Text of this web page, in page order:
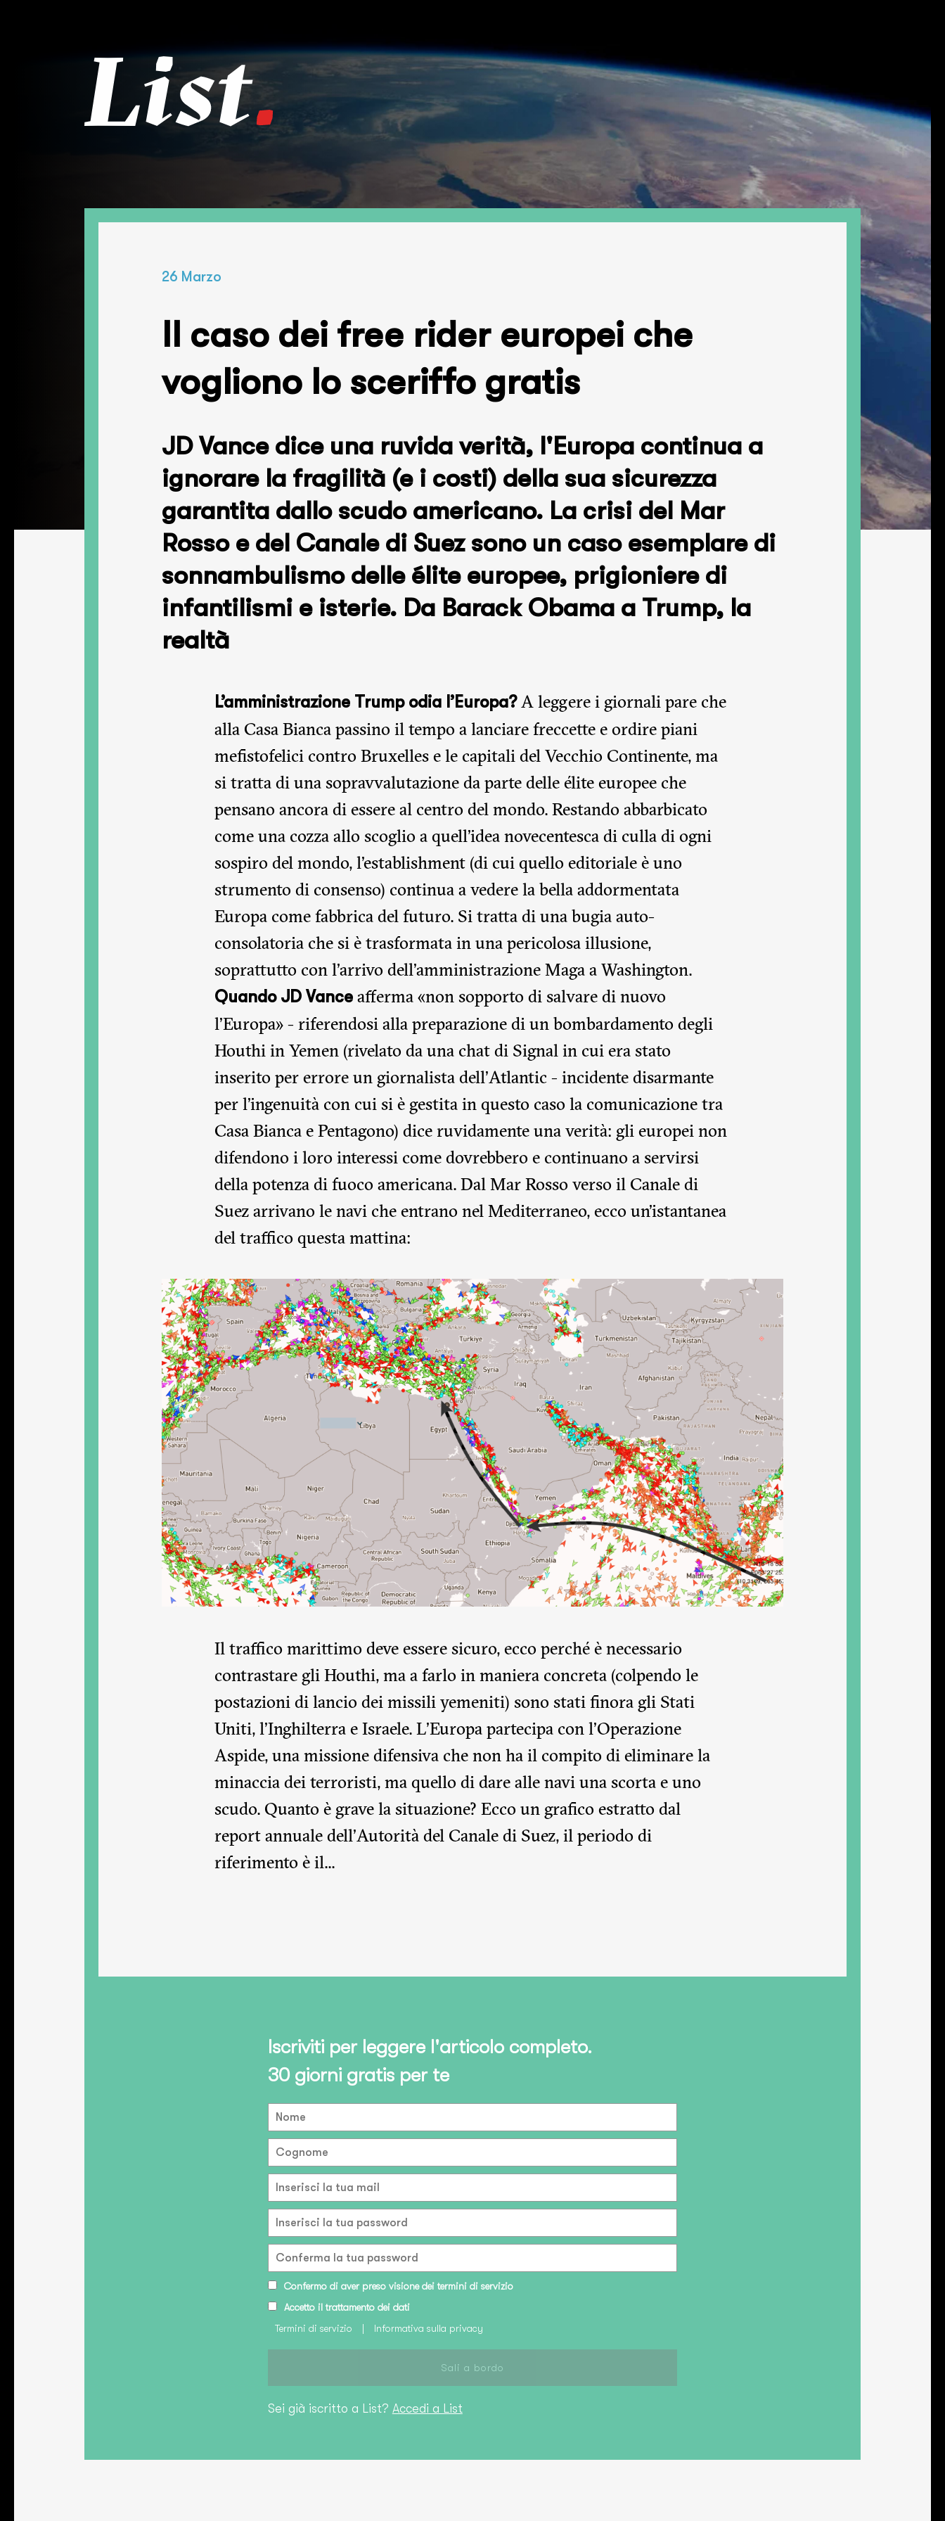
26 Marzo
Il caso dei free rider europei che
vogliono lo sceriffo gratis
JD Vance dice una ruvida verità, l'Europa continua a
ignorare la fragilità (e i costi) della sua sicurezza
garantita dallo scudo americano. La crisi del Mar
Rosso e del Canale di Suez sono un caso esemplare di
sonnambulismo delle élite europee, prigioniere di
infantilismi e isterie. Da Barack Obama a Trump, la
realtà
L’amministrazione Trump odia l’Europa?A leggere i giornali pare che
alla Casa Bianca passino il tempo a lanciare freccette e ordire piani
mefistofelici contro Bruxelles e le capitali del Vecchio Continente, ma
si tratta di una sopravvalutazione da parte delle élite europee che
pensano ancora di essere al centro del mondo. Restando abbarbicato
come una cozza allo scoglio a quell’idea novecentesca di culla di ogni
sospiro del mondo, l’establishment (di cui quello editoriale è uno
strumento di consenso) continua a vedere la bella addormentata
Europa come fabbrica del futuro. Si tratta di una bugia auto-
consolatoria che si è trasformata in una pericolosa illusione,
soprattutto con l’arrivo dell’amministrazione Maga a Washington.
Quando JD Vance afferma «non sopporto di salvare di nuovo
l’Europa» - riferendosi alla preparazione di un bombardamento degli
Houthi in Yemen (rivelato da una chat di Signal in cui era stato
inserito per errore un giornalista dell’Atlantic - incidente disarmante
per l’ingenuità con cui si è gestita in questo caso la comunicazione tra
Casa Bianca e Pentagono) dice ruvidamente una verità: gli europei non
difendono i loro interessi come dovrebbero e continuano a servirsi
della potenza di fuoco americana. Dal Mar Rosso verso il Canale di
Suez arrivano le navi che entrano nel Mediterraneo, ecco un’istantanea
del traffico questa mattina:
Il traffico marittimo deve essere sicuro, ecco perché è necessario
contrastare gli Houthi, ma a farlo in maniera concreta (colpendo le
postazioni di lancio dei missili yemeniti) sono stati finora gli Stati
Uniti, l’Inghilterra e Israele. L’Europa partecipa con l’Operazione
Aspide, una missione difensiva che non ha il compito di eliminare la
minaccia dei terroristi, ma quello di dare alle navi una scorta e uno
scudo. Quanto è grave la situazione? Ecco un grafico estratto dal
report annuale dell’Autorità del Canale di Suez, il periodo di
riferimento è il...
Iscriviti per leggere l'articolo completo.
30 giorni gratis per te
Confermo di aver preso visione dei termini di servizio
Accetto il trattamento dei dati
Termini di servizio
Informativa sulla privacy
Sali a bordo
Sei già iscritto a List? Accedi a List